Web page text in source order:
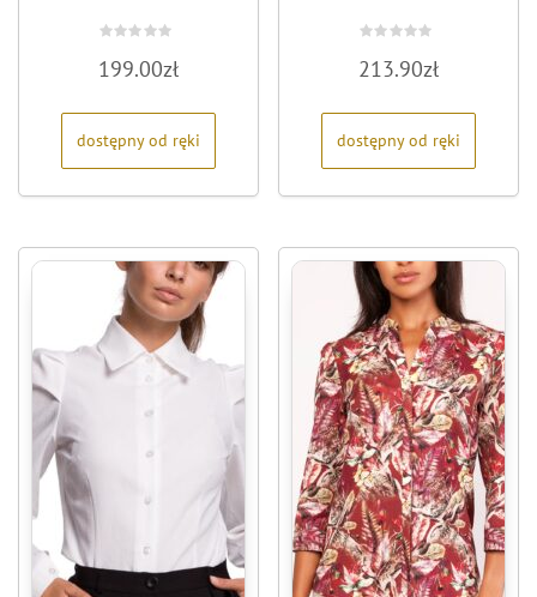
0199.00zł
dostępny od ręki
0
213.90zł
dostępny od ręki